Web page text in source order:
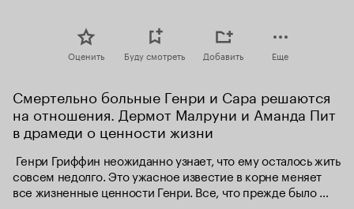
Оценить Буду смотреть Добавить Еще
Смертельно больные Генри и Сара решаются
на отношения. Дермот Малруни и Аманда Пит
в драмеди о ценности жизни
Генри Гриффин неожиданно узнает, что ему осталось жить
совсем недолго. Это ужасное известие в корне меняет
все жизненные ценности Генри. Все, что прежде было